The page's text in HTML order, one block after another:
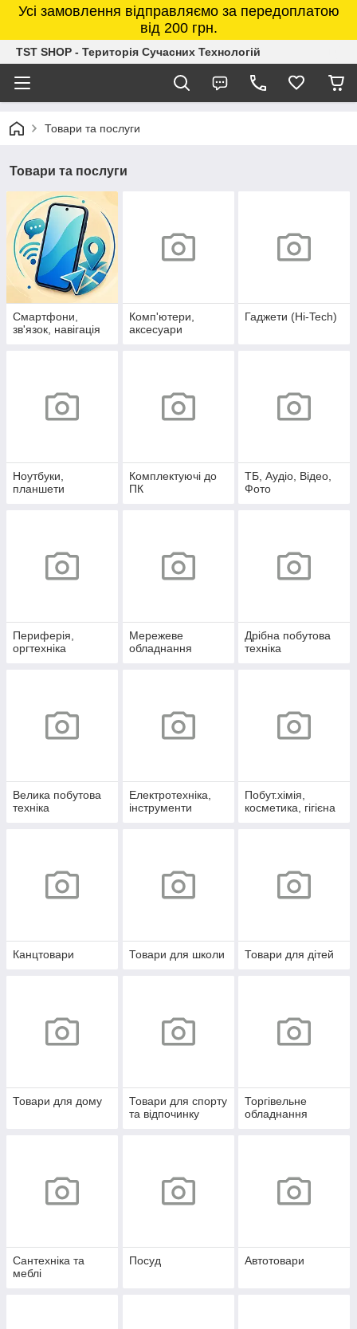
Усі замовлення відправляємо за передоплатою
від 200 грн.
TST SHOP - Територія Сучасних Технологій
Товари та послуги
Товари та послуги
Смартфони,
зв'язок, навігація
Комп'ютери,
аксесуари
Гаджети (Hi-Tech)
Ноутбуки,
планшети
Комплектуючі до
ПК
ТБ, Аудіо, Відео,
Фото
Периферія,
оргтехніка
Мережеве
обладнання
Дрібна побутова
техніка
Велика побутова
техніка
Електротехніка,
інструменти
Побут.хімія,
косметика, гігієна
Канцтовари Товари для школи Товари для дітей
Товари для дому
Товари для спорту
та відпочинку
Торгівельне
обладнання
Сантехніка та
меблі
Посуд Автотовари